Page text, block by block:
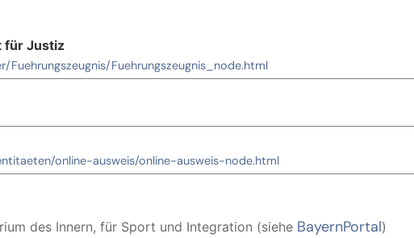
für Justiz
Fuehrungszeugnis_node.html
online-ausweis/online-ausweis-node.html
des Innern, für Sport und Integration (siehe BayernPortal)